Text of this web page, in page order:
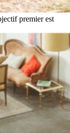
premier est